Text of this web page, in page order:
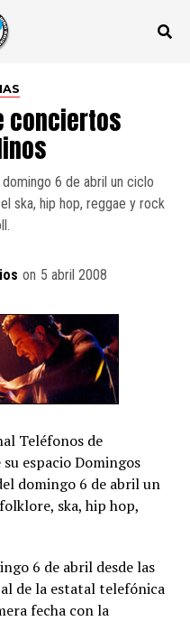
conciertos
6 de abril un ciclo
ska, hip hop, reggae y rock
on 5 abril 2008
Teléfonos de
espacio Domingos
domingo 6 de abril un
ska, hip hop,
6 de abril desde las
de la estatal telefónica
fecha con la